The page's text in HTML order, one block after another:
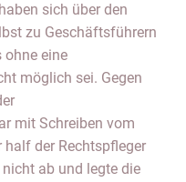
sich über den
zu Geschäftsführern
ohne eine
möglich sei. Gegen
mit Schreiben vom
half der Rechtspfleger
ab und legte die